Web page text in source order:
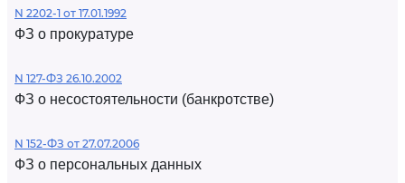
N 2202-1 от 17.01.1992
ФЗ о прокуратуре
N 127-ФЗ 26.10.2002
ФЗ о несостоятельности (банкротстве)
N 152-ФЗ от 27.07.2006
ФЗ о персональных данных